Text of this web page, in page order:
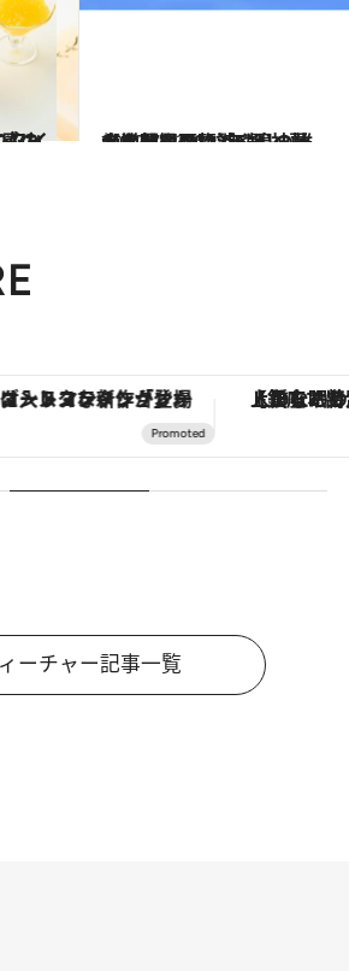
2022.7.13
【滋賀県 2022年版】 夏の絶景・風物詩6選 神社から望む琵琶湖や島の雄大な景観
旅＆お出かけ
オートマティック」。旅愛好家のお気に入りコレクションから、ジェンダーレスな新作が登場 【銀座で出合う最旬美容】美髪ケアや上質
ーチャー記事一覧